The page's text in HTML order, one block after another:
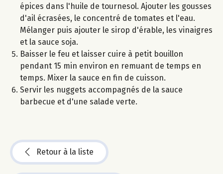
épices dans l'huile de tournesol. Ajouter les gousses
d'ail écrasées, le concentré de tomates et l'eau.
Mélanger puis ajouter le sirop d'érable, les vinaigres
et la sauce soja.
Baisser le feu et laisser cuire à petit bouillon
pendant 15 min environ en remuant de temps en
temps. Mixer la sauce en fin de cuisson.
Servir les nuggets accompagnés de la sauce
barbecue et d'une salade verte.
Retour à la liste